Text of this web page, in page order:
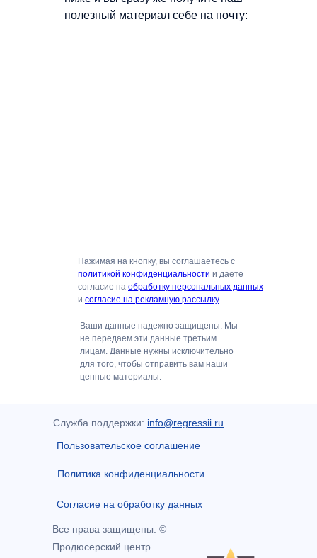
полезный материал себе на почту:
Ваши данные надежно защищены. Мы
не передаем эти данные третьим
лицам. Данные нужны исключительно
для того, чтобы отправить вам наши
ценные материалы.
Нажимая на кнопку, вы соглашаетесь с
политикой конфиденциальности и даете
согласие на обработку персональных данных
и согласие на рекламную рассылку.
Все права защищены. ©
Продюсерский центр
Политика конфиденциальности
Согласие на обработку данных
Пользовательское соглашение
Служба поддержки: info@regressii.ru